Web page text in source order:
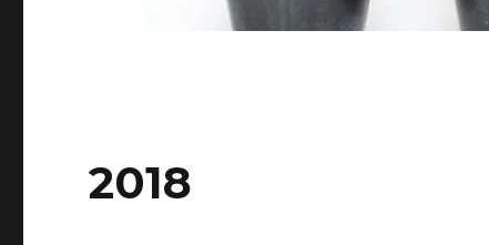
2018